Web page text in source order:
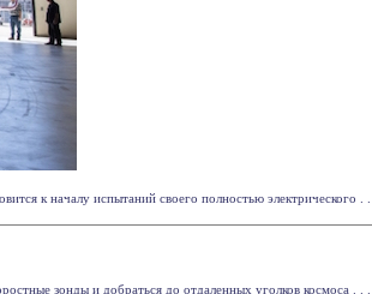
к началу испытаний своего полностью электрического . . .
зонды и добраться до отдаленных уголков космоса . . .